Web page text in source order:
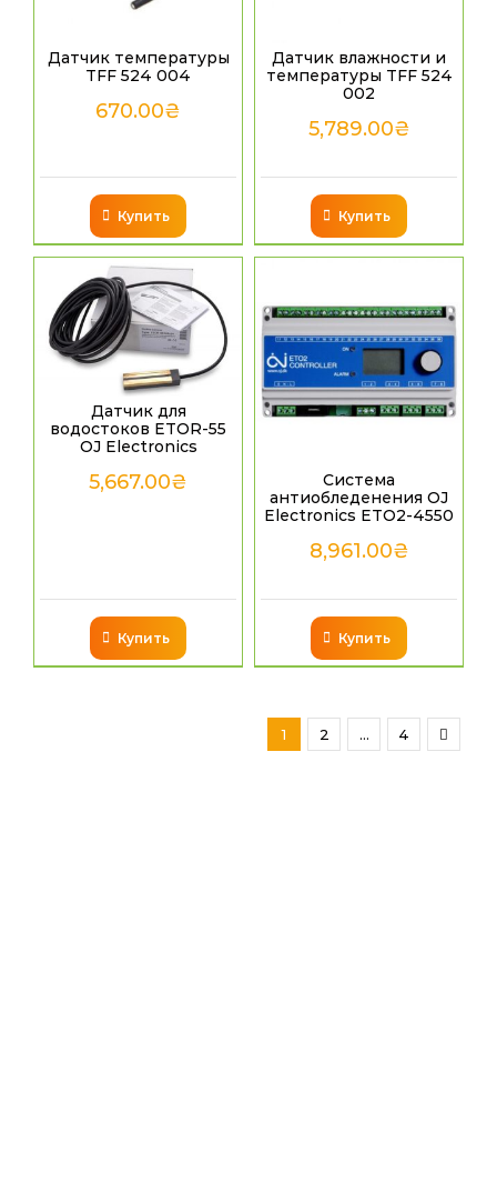
Датчик температуры
TFF 524 004
670.00₴
Купить
Датчик влажности и
температуры TFF 524
002
5,789.00₴
Купить
Датчик для
водостоков ETOR-55
OJ Electronics
5,667.00₴
Купить
Система
антиобледенения OJ
Electronics ETO2-4550
8,961.00₴
Купить
1 2 … 4